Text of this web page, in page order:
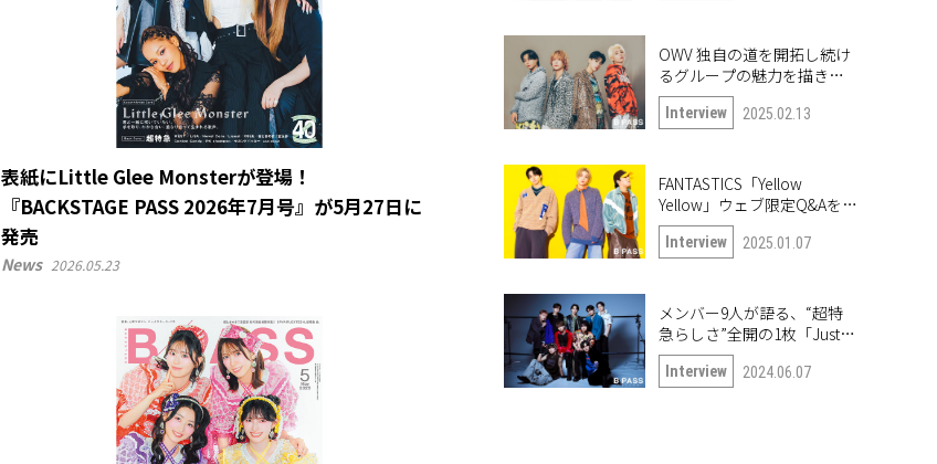
表紙にLittle Glee Monsterが登場！
『BACKSTAGE PASS 2026年7月号』が5月27日に
発売
News 2026.05.23
OWV 独自の道を開拓し続け
るグループの魅力を描き出
したナンバー「Frontier」
Interview 2025.02.13
FANTASTICS「Yellow
Yellow」ウェブ限定Q&Aを公
開！
Interview 2025.01.07
メンバー9人が語る、“超特
急らしさ”全開の1枚「Just
like 超特急」
Interview 2024.06.07